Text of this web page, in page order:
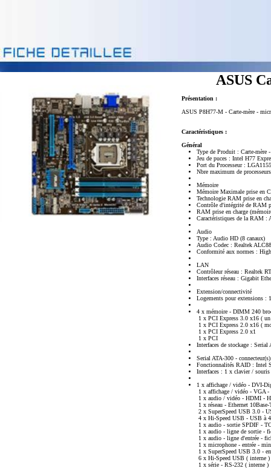
ASUS
Présentation :
ASUS P8H77-M - Carte-mère -
Caractéristiques :
Général
Type de Produit : Carte-mère
Jeu de puces : Intel H77
Port du Processeur :
Nbre maximum de
Mémoire
Mémoire Maximale prise en
Technologie RAM prise en
Contrôle d'intégrité de RAM
RAM prise en charge
Caractéristiques de la RAM :
Audio
Type : Audio HD (8 canaux)
Audio Codec : Realtek
Conformité aux normes :
LAN
Contrôleur réseau : Realtek
Interfaces réseau : Gigabit
Extension/connectivité
Logements pour extensions :
4 x mémoire - DIMM 240
1 x PCI Express 3.0 x16 (
1 x PCI Express 2.0 x16 (
1 x PCI Express 2.0 x1
1 x PCI
Interfaces de stockage :
Serial ATA-300 -
Fonctionnalités RAID : Intel
Interfaces : 1 x clavier /
1 x affichage / vidéo - DVI-
1 x affichage / vidéo - VGA
1 x audio / vidéo - HDMI -
1 x réseau - Ethernet
2 x SuperSpeed USB 3.0 -
4 x Hi-Speed USB - USB à
1 x audio - sortie SPDIF -
1 x audio - ligne de sortie -
1 x audio - ligne d'entrée -
1 x microphone - entrée -
1 x SuperSpeed USB 3.0 -
6 x Hi-Speed USB ( interne )
1 x série - RS-232 ( interne )